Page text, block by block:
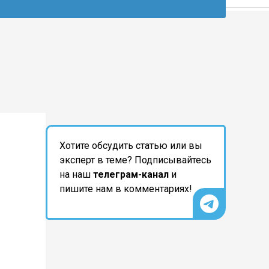
Хотите обсудить статью или вы
эксперт в теме? Подписывайтесь
на наш телеграм-канал и
пишите нам в комментариях!